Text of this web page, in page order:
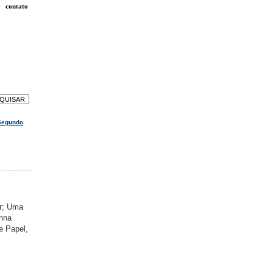
contato
Uma
Papel,